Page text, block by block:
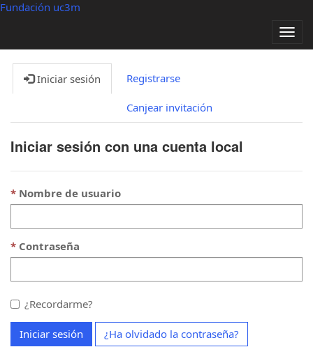
Fundación uc3m
Iniciar sesión Registrarse
Canjear invitación
Iniciar sesión con una cuenta local
Nombre de usuario
Contraseña
¿Recordarme?
Iniciar sesión ¿Ha olvidado la contraseña?